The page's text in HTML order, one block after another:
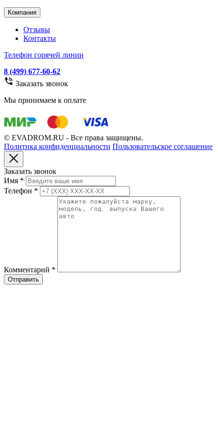
Компания
Отзывы
Контакты
Телефон горячей линии
8 (499) 677-60-62
Заказать звонок
Мы принимаем к оплате
© EVADROM.RU - Все права защищены.
Политика конфиденциальности Пользовательское соглашение
Заказать звонок
Имя *
Телефон *
Комментарий *
Отправить